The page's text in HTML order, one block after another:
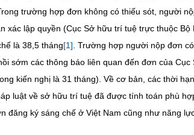
trường hợp đơn không có thiếu sót, người
xác lập quyền (Cục Sở hữu trí tuệ trực thuộc Bộ
là 38,5 tháng[1] . Trường hợp người nộp đơn
sớm các thông báo liên quan đến đơn của Cục
kiến nghị là 31 tháng). Về cơ bản, các thời
luật về sở hữu trí tuệ đã được tính toán phù
đăng ký sáng chế ở Việt Nam cũng như năng